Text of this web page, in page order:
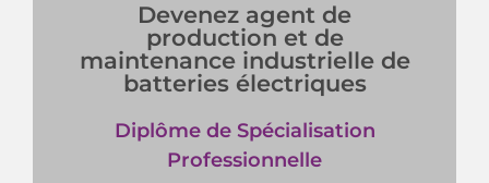
Devenez agent de
production et de
maintenance industrielle de
batteries électriques
Diplôme de Spécialisation
Professionnelle
DSP Agent de production et
de maintenance industrielle
de batteries électriques
Cliquer ici pour découvrir la formation